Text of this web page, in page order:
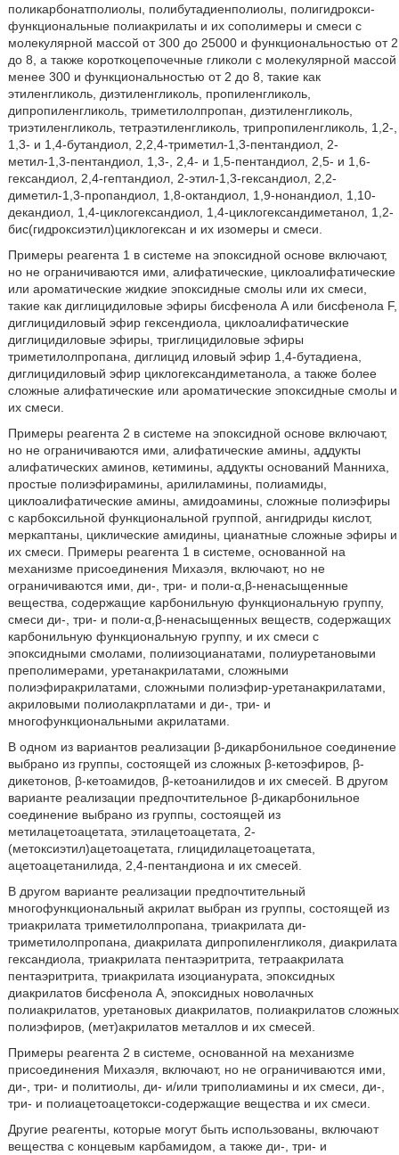
поликарбонатполиолы, полибутадиенполиолы, полигидрокси-
функциональные полиакрилаты и их сополимеры и смеси с
молекулярной массой от 300 до 25000 и функциональностью от 2
до 8, а также короткоцепочечные гликоли с молекулярной массой
менее 300 и функциональностью от 2 до 8, такие как
этиленгликоль, диэтиленгликоль, пропиленгликоль,
дипропиленгликоль, триметилолпропан, диэтиленгликоль,
триэтиленгликоль, тетраэтиленгликоль, трипропиленгликоль, 1,2-,
1,3- и 1,4-бутандиол, 2,2,4-триметил-1,3-пентандиол, 2-
метил-1,3-пентандиол, 1,3-, 2,4- и 1,5-пентандиол, 2,5- и 1,6-
гександиол, 2,4-гептандиол, 2-этил-1,3-гександиол, 2,2-
диметил-1,3-пропандиол, 1,8-октандиол, 1,9-нонандиол, 1,10-
декандиол, 1,4-циклогександиол, 1,4-циклогександиметанол, 1,2-
бис(гидроксиэтил)циклогексан и их изомеры и смеси.
Примеры реагента 1 в системе на эпоксидной основе включают,
но не ограничиваются ими, алифатические, циклоалифатические
или ароматические жидкие эпоксидные смолы или их смеси,
такие как диглицидиловые эфиры бисфенола А или бисфенола F,
диглицидиловый эфир гексендиола, циклоалифатические
диглицидиловые эфиры, триглицидиловые эфиры
триметилолпропана, диглицид иловый эфир 1,4-бутадиена,
диглицидиловый эфир циклогександиметанола, а также более
сложные алифатические или ароматические эпоксидные смолы и
их смеси.
Примеры реагента 2 в системе на эпоксидной основе включают,
но не ограничиваются ими, алифатические амины, аддукты
алифатических аминов, кетимины, аддукты оснований Манниха,
простые полиэфирамины, арилиламины, полиамиды,
циклоалифатические амины, амидоамины, сложные полиэфиры
с карбоксильной функциональной группой, ангидриды кислот,
меркаптаны, циклические амидины, цианатные сложные эфиры и
их смеси. Примеры реагента 1 в системе, основанной на
механизме присоединения Михаэля, включают, но не
ограничиваются ими, ди-, три- и поли-α,β-ненасыщенные
вещества, содержащие карбонильную функциональную группу,
смеси ди-, три- и поли-α,β-ненасыщенных веществ, содержащих
карбонильную функциональную группу, и их смеси с
эпоксидными смолами, полиизоцианатами, полиуретановыми
преполимерами, уретанакрилатами, сложными
полиэфиракрилатами, сложными полиэфир-уретанакрилатами,
акриловыми полиолакрплатами и ди-, три- и
многофункциональными акрилатами.
В одном из вариантов реализации β-дикарбонильное соединение
выбрано из группы, состоящей из сложных β-кетоэфиров, β-
дикетонов, β-кетоамидов, β-кетоанилидов и их смесей. В другом
варианте реализации предпочтительное β-дикарбонильное
соединение выбрано из группы, состоящей из
метилацетоацетата, этилацетоацетата, 2-
(метоксиэтил)ацетоацетата, глицидилацетоацетата,
ацетоацетанилида, 2,4-пентандиона и их смесей.
В другом варианте реализации предпочтительный
многофункциональный акрилат выбран из группы, состоящей из
триакрилата триметилолпропана, триакрилата ди-
триметилолпропана, диакрилата дипропиленгликоля, диакрилата
гександиола, триакрилата пентаэритрита, тетраакрилата
пентаэритрита, триакрилата изоцианурата, эпоксидных
диакрилатов бисфенола А, эпоксидных новолачных
полиакрилатов, уретановых диакрилатов, полиакрилатов сложных
полиэфиров, (мет)акрилатов металлов и их смесей.
Примеры реагента 2 в системе, основанной на механизме
присоединения Михаэля, включают, но не ограничиваются ими,
ди-, три- и политиолы, ди- и/или триполиамины и их смеси, ди-,
три- и полиацетоацетокси-содержащие вещества и их смеси.
Другие реагенты, которые могут быть использованы, включают
вещества с концевым карбамидом, а также ди-, три- и